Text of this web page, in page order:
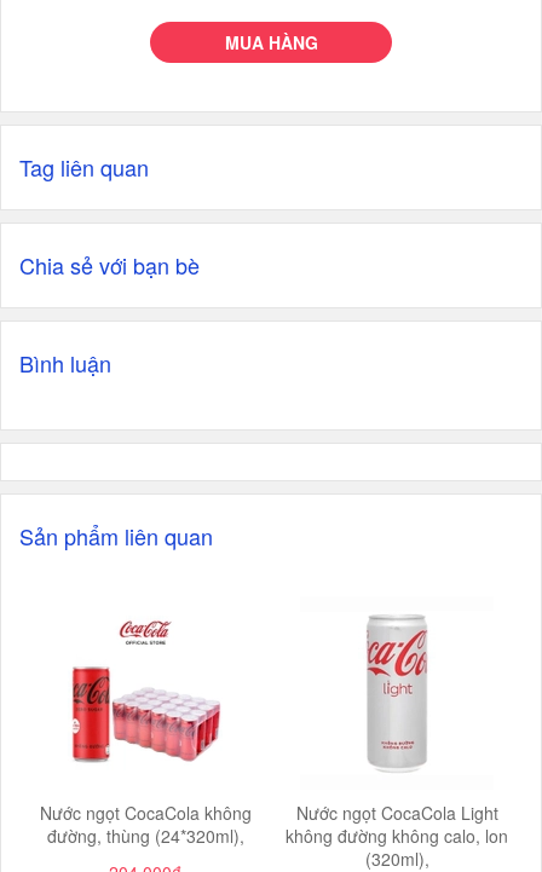
MUA HÀNG
Tag liên quan
Chia sẻ với bạn bè
Bình luận
Sản phẩm liên quan
Nước ngọt CocaCola không
đường, thùng (24*320ml),
Nước ngọt CocaCola Light
không đường không calo, lon
(320ml),